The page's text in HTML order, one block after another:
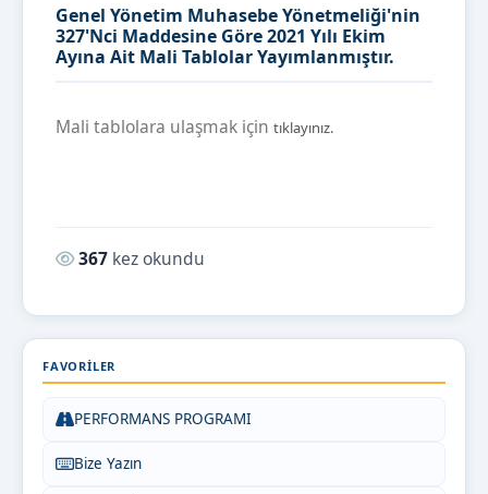
Genel Yönetim Muhasebe Yönetmeliği'nin
327'Nci Maddesine Göre 2021 Yılı Ekim
Ayına Ait Mali Tablolar Yayımlanmıştır.
Mali tablolara ulaşmak için tıklayınız.
Okunma sayısı:
367 kez okundu
FAVORILER
PERFORMANS PROGRAMI
Bize Yazın